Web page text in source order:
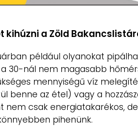
kihúzni a Zöld
például olyanokat
30-nál nem magasabb
mennyiségű víz
benne az étel) vagy a
nem csak energiatakarékos,
pihenünk.